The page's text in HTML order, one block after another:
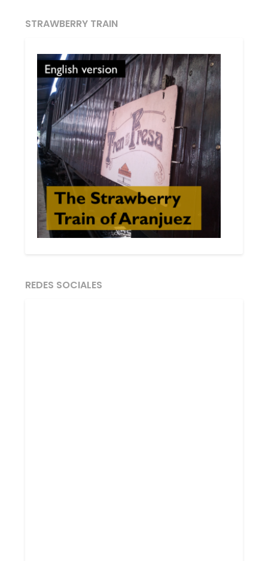
STRAWBERRY TRAIN
REDES SOCIALES